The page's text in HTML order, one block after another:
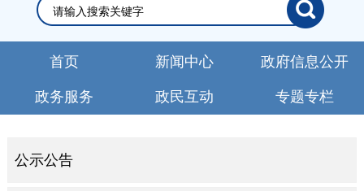
首页 新闻中心 政府信息公开
政务服务 政民互动 专题专栏
公示公告